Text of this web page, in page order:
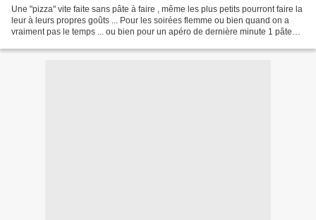
Une "pizza" vite faite sans pâte à faire , même les plus petits pourront faire la
leur à leurs propres goûts ... Pour les soirées flemme ou bien quand on a
vraiment pas le temps ... ou bien pour un apéro de dernière minute 1 pâte